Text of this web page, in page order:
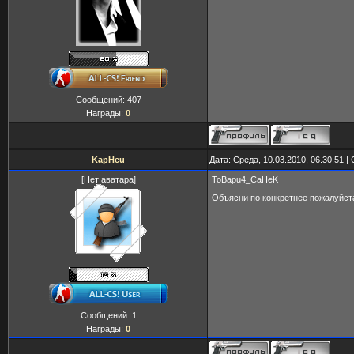
Сообщений: 407
Награды: 0
KapHeu Дата: Среда, 10.03.2010, 06.30.51
[Нет аватара]
Сообщений: 1
Награды: 0
ToBapu4_CaHeK
Объясни по конкретнее